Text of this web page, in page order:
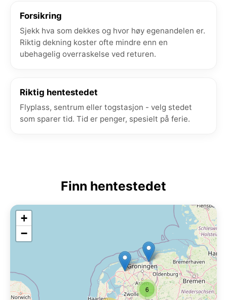
Forsikring
Sjekk hva som dekkes og hvor høy egenandelen er.
Riktig dekning koster ofte mindre enn en
ubehagelig overraskelse ved returen.
Riktig hentestedet
Flyplass, sentrum eller togstasjon - velg stedet
som sparer tid. Tid er penger, spesielt på ferie.
Finn hentestedet
6
+
−